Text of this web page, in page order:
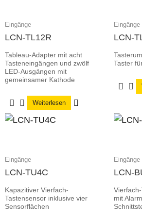
Eingänge
LCN-TL12R
Tableau-Adapter mit acht
Tasteneingängen und zwölf
LED-Ausgängen mit
gemeinsamer Kathode
Weiterlesen
Eingänge
LCN-
Taster
Eingänge
LCN-TU4C
Kapazitiver Vierfach-
Tastensensor inklusive vier
Sensorflächen
Eingänge
LCN-
mit